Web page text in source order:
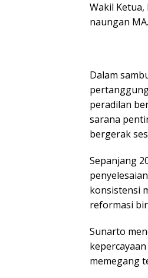
Wakil
naungan MA.
Dalam
peradilan
sarana
bergerak
Sepanjang
konsistensi
reformasi
Sunarto
memegang